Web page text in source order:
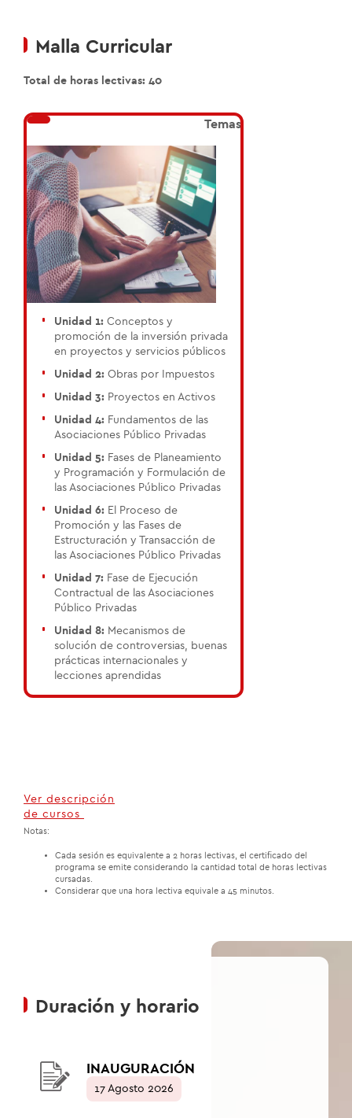
Malla Curricular
Total de horas lectivas: 40
Temas
Unidad 1:Conceptos y
promoción de la inversión privada
en proyectos y servicios públicos
Unidad 2:Obras por Impuestos
Unidad 3:Proyectos en Activos
Unidad 4:Fundamentos de las
Asociaciones Público Privadas
Unidad 5:Fases de Planeamiento
y Programación y Formulación de
las Asociaciones Público Privadas
Unidad 6:El Proceso de
Promoción y las Fases de
Estructuración y Transacción de
las Asociaciones Público Privadas
Unidad 7:Fase de Ejecución
Contractual de las Asociaciones
Público Privadas
Unidad 8:Mecanismos de
solución de controversias, buenas
prácticas internacionales y
lecciones aprendidas
Ver descripción
de cursos
Notas:
Cada sesión es equivalente a 2 horas lectivas, el certificado del
programa se emite considerando la cantidad total de horas lectivas
cursadas.
Considerar que una hora lectiva equivale a 45 minutos.
Duración y horario
INAUGURACIÓN
17 Agosto 2026